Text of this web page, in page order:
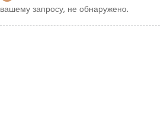
вашему запросу, не обнаружено.